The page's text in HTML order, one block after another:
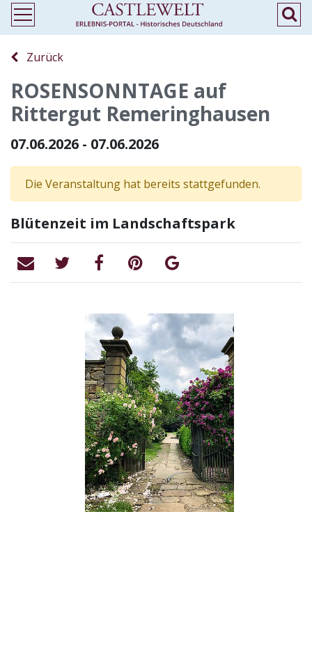
Zurück
ROSENSONNTAGE auf
Rittergut Remeringhausen
07.06.2026 - 07.06.2026
Die Veranstaltung hat bereits stattgefunden.
Blütenzeit im Landschaftspark